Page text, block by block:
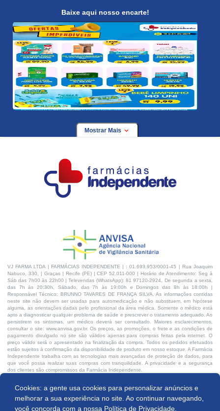
Cookies: a gente usa cookies para personalizar anúncios e
melhorar a sua experiência no site. Ao continuar navegando,
você concorda com a nossa Política de Privacidade.
Baixe aqui nosso encarte!
Mostrar Mais
VJ FARMA LTDA | FARMÁCIAS INDEPENDENTE | : 01.693.953/0001-45 | Rua Joaquim
Nabuco, 330, | Graças | Recife (PE) | CEP 52.011-000 | Horário de Atendimento: Seg à
Sáb das 7h00 às 22h00 | Televendas (WhatsApp): 81 97120-2924, De segunda a sexta,
das 7h às 20:30h, Sábado, das 7h às 19:00h e Domingos das 8h às 18:00h |
Responsável Técnico: BRUNNO TAVARES DE FRANÇA SILVA. As informações contidas
neste site não devem ser usadas para automedicação e não substituem, em hipótese
alguma, as orientações dadas pelo profissional da área médica. Somente o médico está
apto a diagnosticar qualquer problema de saúde e prescrever o tratamento adequado. Ao
persistirem os sintomas, um médico deverá ser consultado. Maiores esclarecimentos,
consultar o site: www.anvisa.gov.br. Os preços, as promoções, o frete e as condições de
pagamento divulgado no site são válidos apenas para compras feitas pela internet. O
preço válido será o apresentado na finalização da compra. Todos os pedidos efetuados
estão sujeitos à confirmação da disponibilidade de produto em nosso estoque. A Farmácia
Independente trabalha com as tecnologias mais avançadas de proteção de dados, para
que você possa realizar suas compras com tranquilidade. A privacidade e a segurança
dos clientes são compromissos da Farmácia Independente.
Desenvolvido por: